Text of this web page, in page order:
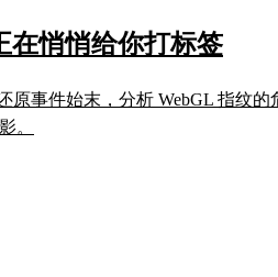
在悄悄给你打标签
事件始末，分析 WebGL 指纹的
。